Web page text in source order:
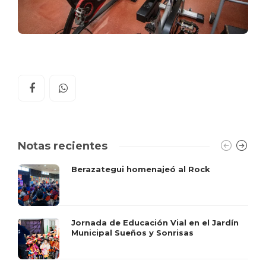
Notas recientes
Berazategui homenajeó al Rock
Jornada de Educación Vial en el Jardín
Municipal Sueños y Sonrisas